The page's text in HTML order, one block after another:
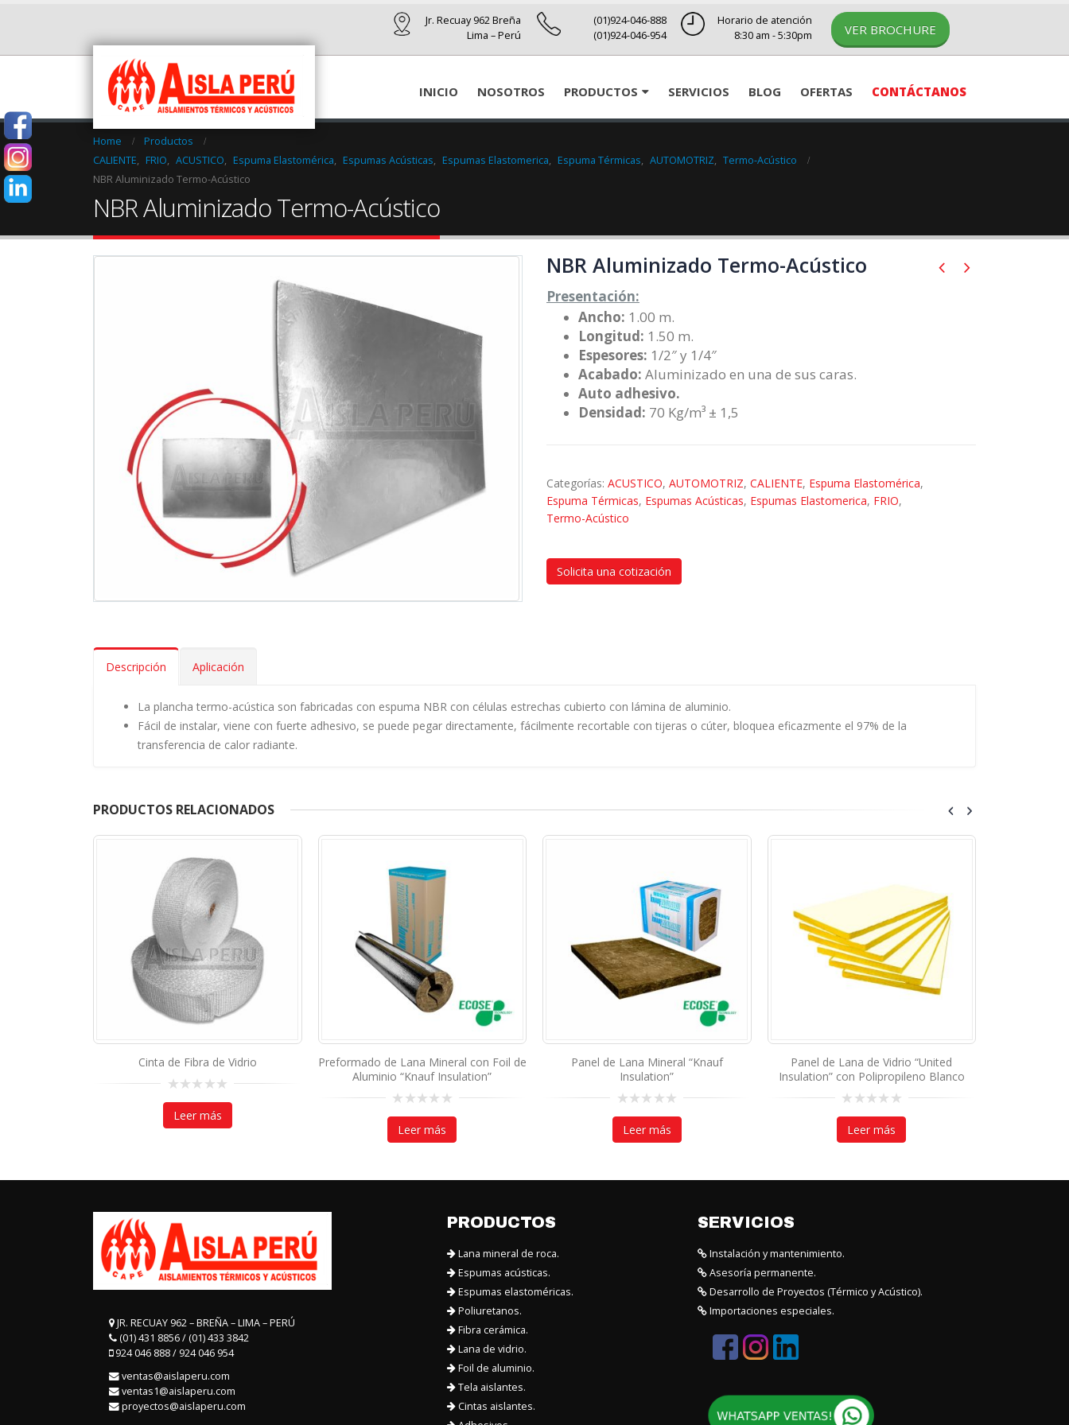
Jr. Recuay 962 Breña
Lima – Perú
(01)924-046-888
(01)924-046-954
Horario de atención
8:30 am - 5:30pm
VER BROCHURE
INICIO NOSOTROS PRODUCTOS SERVICIOS BLOG OFERTAS CONTÁCTANOS
Home
Productos
CALIENTE, FRIO, ACUSTICO, Espuma Elastomérica, Espumas Acústicas, Espumas Elastomerica, Espuma Térmicas, AUTOMOTRIZ, Termo-Acústico
NBR Aluminizado Termo-Acústico
NBR Aluminizado Termo-Acústico
NBR Aluminizado Termo-Acústico
Presentación:
Ancho: 1.00 m.
Longitud: 1.50 m.
Espesores: 1/2″ y 1/4″
Acabado: Aluminizado en una de sus caras.
Auto adhesivo.
Densidad: 70 Kg/m³ ± 1,5
Categorías: ACUSTICO, AUTOMOTRIZ, CALIENTE, Espuma Elastomérica,
Espuma Térmicas, Espumas Acústicas, Espumas Elastomerica, FRIO,
Termo-Acústico
Solicita una cotización
Descripción Aplicación
La plancha termo-acústica son fabricadas con espuma NBR con células estrechas cubierto con lámina de aluminio.
Fácil de instalar, viene con fuerte adhesivo, se puede pegar directamente, fácilmente recortable con tijeras o cúter, bloquea eficazmente el 97% de la
transferencia de calor radiante.
PRODUCTOS RELACIONADOS
Cinta de Fibra de Vidrio
outLeer más
Preformado de Lana Mineral con Foil de
Aluminio “Knauf Insulation”
outLeer más
Panel de Lana Mineral “Knauf
Insulation”
outLeer más
Panel de Lana de Vidrio “United
Insulation” con Polipropileno Blanco
outLeer más
JR. RECUAY 962 – BREÑA – LIMA – PERÚ
(01) 431 8856 / (01) 433 3842
924 046 888 / 924 046 954
ventas@aislaperu.com
ventas1@aislaperu.com
proyectos@aislaperu.com
PRODUCTOS
Lana mineral de roca.
Espumas acústicas.
Espumas elastoméricas.
Poliuretanos.
Fibra cerámica.
Lana de vidrio.
Foil de aluminio.
Tela aislantes.
Cintas aislantes.
SERVICIOS
Instalación y mantenimiento.
Asesoría permanente.
Desarrollo de Proyectos (Térmico y Acústico).
Importaciones especiales.